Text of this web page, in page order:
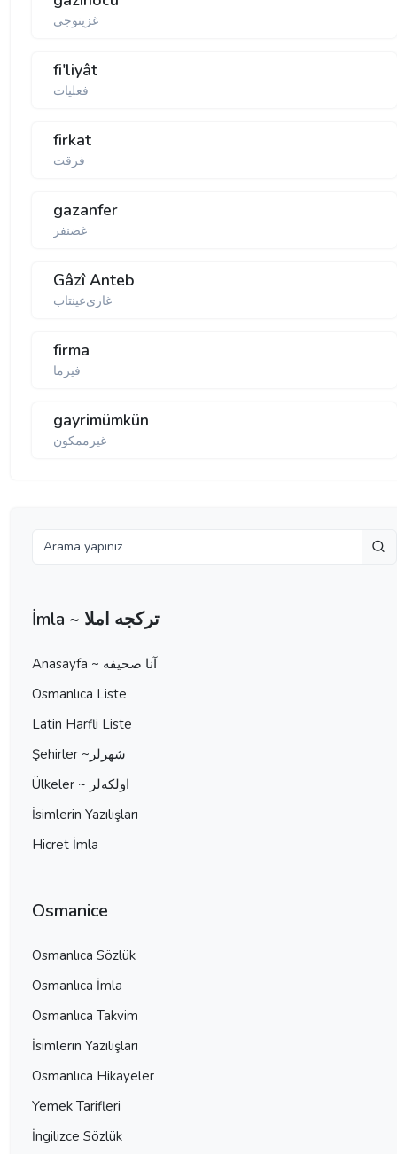
غزینوجی
fi'liyât
فعلیات
firkat
فرقت
gazanfer
غضنفر
Gâzî Anteb
غازی‌عینتاب
firma
فیرما
gayrimümkün
غیرممكون
İmla ~ تركجه املا
Anasayfa ~ آنا صحيفه
Osmanlıca Liste
Latin Harfli Liste
Şehirler ~شهرلر
Ülkeler ~ اولكه‌لر
İsimlerin Yazılışları
Hicret İmla
Osmanice
Osmanlıca Sözlük
Osmanlıca İmla
Osmanlıca Takvim
İsimlerin Yazılışları
Osmanlıca Hikayeler
Yemek Tarifleri
İngilizce Sözlük